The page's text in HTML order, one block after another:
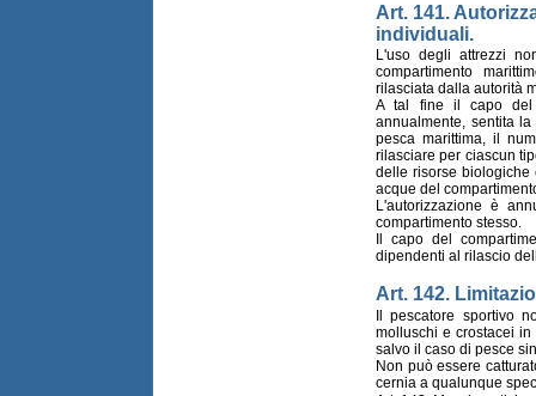
Art. 141.
individuali.
L'uso degli attrezzi
compartimento
rilasciata dalla autorità
A tal fine il capo del
annualmente, sentita
pesca marittima, il
rilasciare per ciascun
delle risorse biologiche
acque del
L'autorizzazione è
compartimento stesso.
Il capo del
dipendenti al rilascio
Art. 142.
Il pescatore sportivo
molluschi e crostacei
salvo il caso di pesce
Non può essere
cernia a qualunque